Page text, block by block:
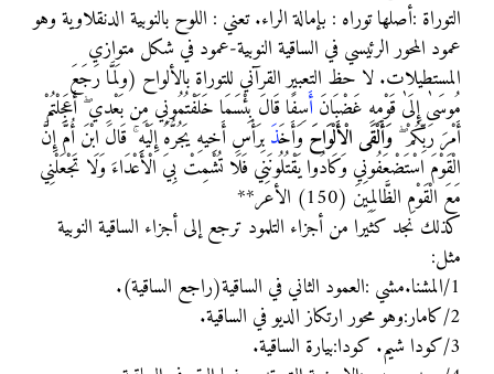
التوراة :أصلها توراه : بإمالة الراء. تعني : اللوح بالنوبية الدنقلاوية وهو
عمود المحور الرئيسي في الساقية النوبية-عمود في شكل متوازي
المستطيلات. لا حظ التعبير القرآني للتوراة بالألواح (ولَمَّا رَجَعَ
مُوسَىٰ إِلَىٰ قَوْمِهِ غَضْبَانَأَسِفًا قَالَ بِئْسَمَا خَلَفْتُمُونِي مِن بَعْدِي ۖ أَعَجِلْتُمْ
أَمْرَ رَبِّكُمْ ۖوَأَلْقَى الْأَلْوَاحَ وَأَخَذَ بِرَأْسِ أَخِيهِ يَجُرُّهُ إِلَيْهِ ۚ قَالَ ابْنَ أُمَّ إِنَّ
الْقَوْمَ اسْتَضْعَفُونِي وَكَادُوا يَقْتُلُونَنِي فَلَا تُشْمِتْ بِيَ الْأَعْدَاءَ وَلَا تَجْعَلْنِي
مَعَ الْقَوْمِ الظَّالِمِينَ (150) الأعر**
كذلك نجد كثيرا من أجزاء التلمود ترجع إلى أجزاء الساقية النوبية
مثل:
1/المشنا.مشي :العمود الثاني في الساقية(راجع الساقية).
2/كامار:وهو محور ارتكاز الديو في الساقية.
3/كودا شيم. كودا:بيارة الساقية.